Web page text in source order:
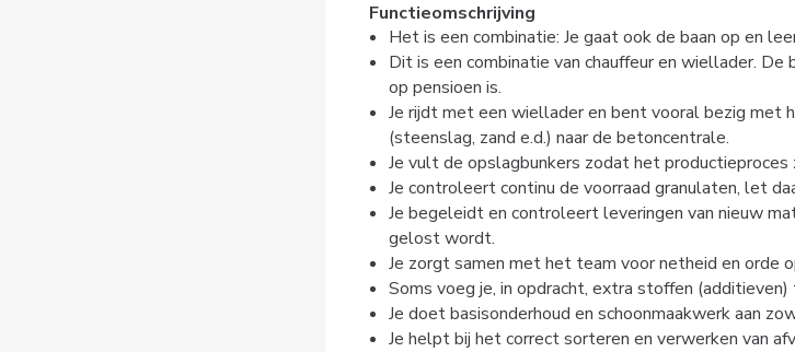
Functieomschrijving
Het is een combinatie: Je gaat ook de baan op en
Dit is een combinatie van chauffeur en wiellader.
op pensioen is.
Je rijdt met een wiellader en bent vooral bezig met
(steenslag, zand e.d.) naar de betoncentrale.
Je vult de opslagbunkers zodat het productieproces
Je controleert continu de voorraad granulaten, let
Je begeleidt en controleert leveringen van nieuw
gelost wordt.
Je zorgt samen met het team voor netheid en orde
Soms voeg je, in opdracht, extra stoffen
Je doet basisonderhoud en schoonmaakwerk aan
Je helpt bij het correct sorteren en verwerken van